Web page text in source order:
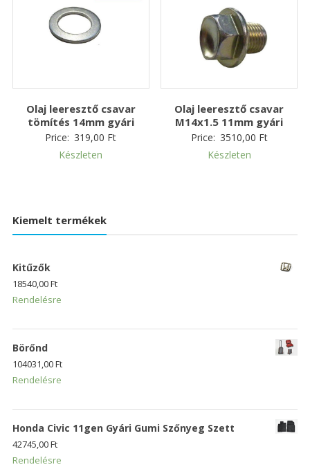
Olaj leeresztő csavar
tömítés 14mm gyári
Price: 319,00 Ft
Készleten
Olaj leeresztő csavar
M14x1.5 11mm gyári
Price: 3510,00 Ft
Készleten
Kiemelt termékek
Kitűzők
18540,00Ft
Rendelésre
Börőnd
104031,00Ft
Rendelésre
Honda Civic 11gen Gyári Gumi Szőnyeg Szett
42745,00Ft
Rendelésre